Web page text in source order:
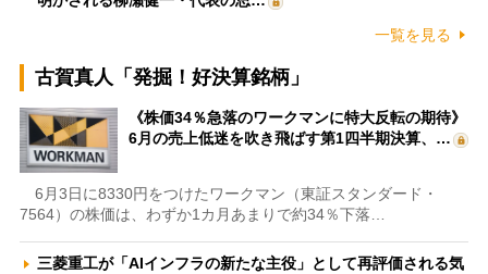
一覧を見る
古賀真人「発掘！好決算銘柄」
《株価34％急落のワークマンに特大反転の期待》
6月の売上低迷を吹き飛ばす第1四半期決算、…
6月3日に8330円をつけたワークマン（東証スタンダード・
7564）の株価は、わずか1カ月あまりで約34％下落…
三菱重工が「AIインフラの新たな主役」として再評価される気